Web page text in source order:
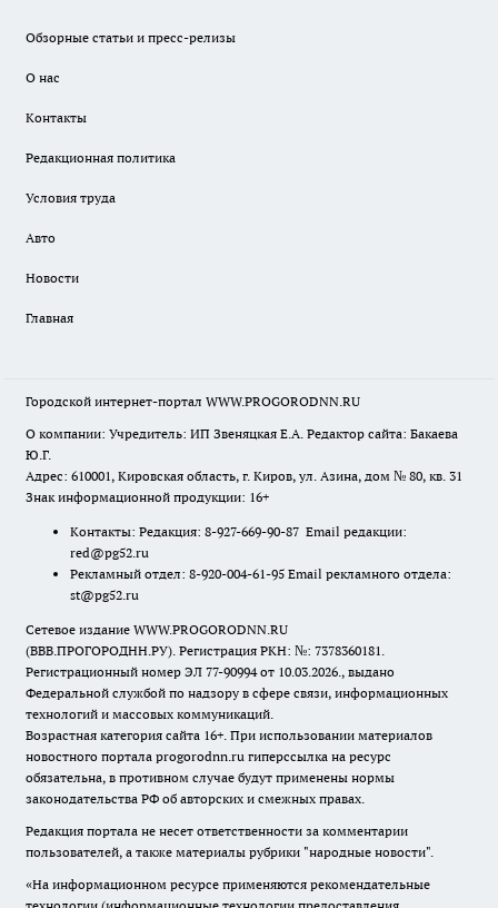
Обзорные статьи и пресс-релизы
О нас
Контакты
Редакционная политика
Условия труда
Авто
Новости
Главная
Городской интернет-портал WWW.PROGORODNN.RU
О компании: Учредитель: ИП Звеняцкая Е.А. Редактор сайта: Бакаева
Ю.Г.
Адрес: 610001, Кировская область, г. Киров, ул. Азина, дом № 80, кв. 31
Знак информационной продукции: 16+
Контакты: Редакция: 8-927-669-90-87 Email редакции:
red@pg52.ru
Рекламный отдел: 8-920-004-61-95 Email рекламного отдела:
st@pg52.ru
Сетевое издание WWW.PROGORODNN.RU
(ВВВ.ПРОГОРОДНН.РУ). Регистрация РКН: №: 7378360181.
Регистрационный номер ЭЛ 77-90994 от 10.03.2026., выдано
Федеральной службой по надзору в сфере связи, информационных
технологий и массовых коммуникаций.
Возрастная категория сайта 16+. При использовании материалов
новостного портала progorodnn.ru гиперссылка на ресурс
обязательна, в противном случае будут применены нормы
законодательства РФ об авторских и смежных правах.
Редакция портала не несет ответственности за комментарии
пользователей, а также материалы рубрики "народные новости".
«На информационном ресурсе применяются рекомендательные